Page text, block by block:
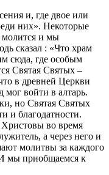
и, где двое или
них». Некоторые
молится и мы
сказал : «Что храм
сюда, где особым
Святая Святых –
в древней Церкви
мог войти в алтарь.
но Святая Святых
и благодатности.
Христовы во время
а через него и
молитвы за каждого
мы приобщаемся к